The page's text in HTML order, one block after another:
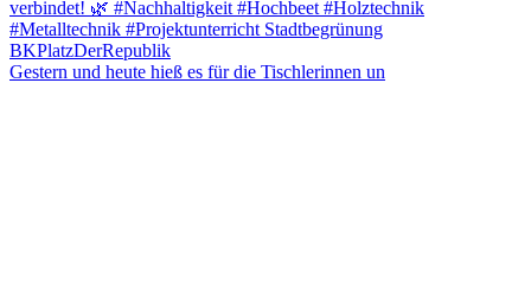
Gestern und heute hieß es für die Tischlerinnen un